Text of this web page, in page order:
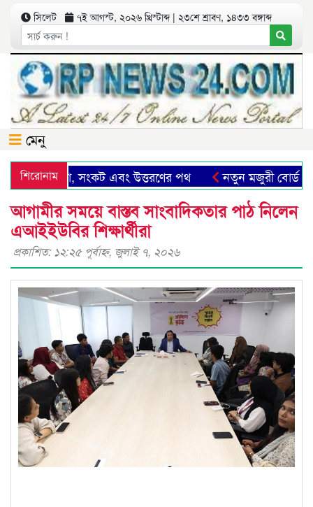
সিলেট ৭ই আগস্ট, ২০২৬ খ্রিস্টাব্দ | ২৩শে শ্রাবণ, ১৪৩৩ বঙ্গাব্দ
মেনু
শিরোনাম
সম্ভাবনা, সংকট এবং উত্তরণের পথ নতুন মজুরী বোর্ড
আগামীর সময়ে বাস্তব সাংবাদিকতার পাঠ নিলেন
এআইইউবির শিক্ষার্থীরা
প্রকাশিত: ১২:২৫ পূর্বাহ্ণ, জুলাই ৭, ২০২৬